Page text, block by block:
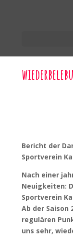
Bericht der
Sportverein
Nach einer
Neuigkeiten:
Sportverein
Ab der Saison
regulären
uns sehr,